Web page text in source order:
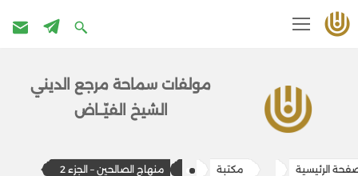
مولفات سماحة مرج​ع الديني
الشيخ الفيّــاض
الرئيسية مكتبة منهاج الصالحين – الجزء 2